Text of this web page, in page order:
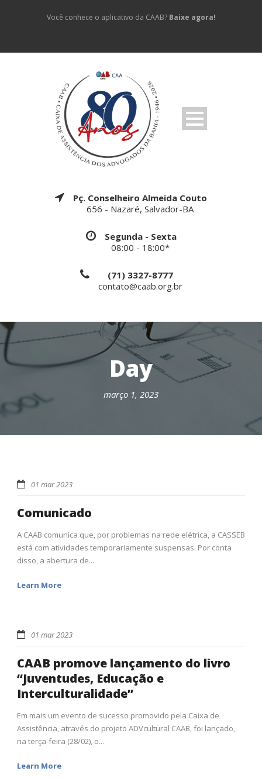
Você conhece o aplicativo da CAAB? Baixe agora!
Pç. Conselheiro Almeida Couto
656 - Nazaré, Salvador-BA
Segunda - Sexta
08:00 - 18:00*
(71) 3327-8777
contato@caab.org.br
Day
março 1, 2023
01 mar 2023
Comunicado
A CAAB comunica que, por problemas na rede elétrica, a CASSEB
está com atividades temporariamente suspensas. Por conta
disso, a abertura de...
Learn More
01 mar 2023
CAAB promove lançamento do livro
“Juventudes, Educação e
Interculturalidade”
Em mais um evento de sucesso promovido pela Caixa de
Assistência, através do projeto ADVcultural CAAB, foi lançado,
na terça-feira (28/02), o...
Learn More